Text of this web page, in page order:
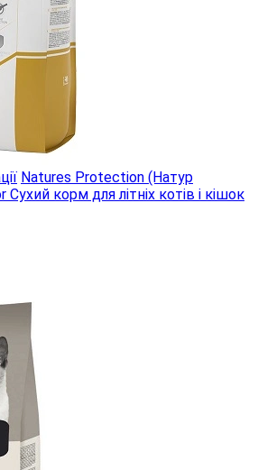
Natures Protection (Натур
корм для літніх котів і кішок